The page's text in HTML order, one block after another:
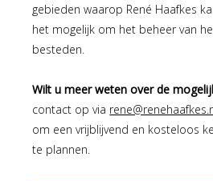
gebieden waarop René Haafkes
het mogelijk om het beheer van
besteden.
Wilt u meer weten over de
contact op via
om een vrijblijvend en kosteloos
te plannen.